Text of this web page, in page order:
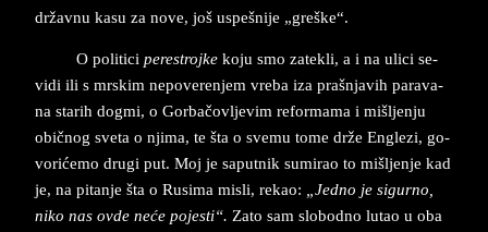
državnu kasu za nove, još us­pe­š­ni­je „greške“.
O po­li­ti­ci pe­re­stroj­kekoju smo­ za­te­kli, a i na uli­ci se­
vi­di ili s mr­skim ne­po­ve­ren­jem vre­ba iza prašnja­vih pa­ra­va­
na sta­rih dog­mi, o Gorbačov­lje­vim re­for­ma­ma i mišljen­ju
običnog sve­ta o nji­ma, te šta o sve­mu tome drže En­gle­zi, go­
vo­rićemo dru­gi put. Moj je sa­put­nik su­mi­rao to mi­šljen­je kad
je, na pi­tan­je šta o Ru­si­ma mi­sli, re­kao:
„Jed­no je si­gur­no,
nik­o­ na­s ov­de­ neće pojesti“. Za­to ­sam ­slo­bod­no lutao u oba